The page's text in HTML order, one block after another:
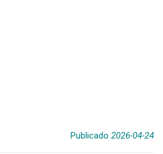
Publicado 2026-04-24